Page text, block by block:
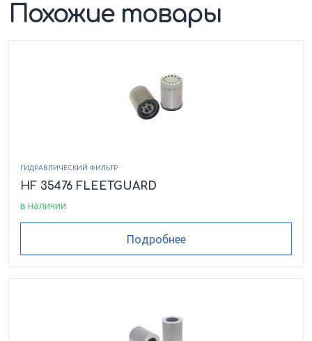
Похожие товары
ГИДРАВЛИЧЕСКИЙ ФИЛЬТР
HF 35476 FLEETGUARD
в наличии
Подробнее